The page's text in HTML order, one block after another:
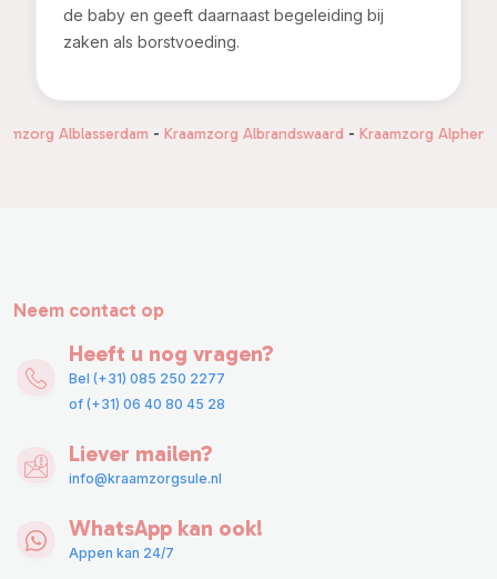
de baby en geeft daarnaast begeleiding bij
zaken als borstvoeding.
Alblasserdam-Kraamzorg Albrandswaard-Kraamzorg Alphen aan
Neem contact op
Heeft u nog vragen?
Bel (+31) 085 250 2277
of (+31) 06 40 80 45 28
Liever mailen?
info@kraamzorgsule.nl
WhatsApp kan ook!
Appen kan 24/7